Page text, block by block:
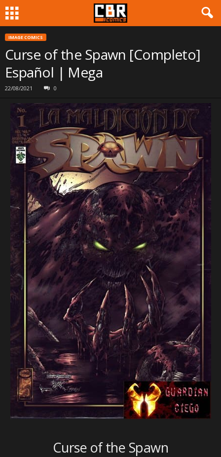
IMAGE COMICS
Curse of the Spawn [Completo]
Español | Mega
22/08/2021 0
Curse of the Spawn